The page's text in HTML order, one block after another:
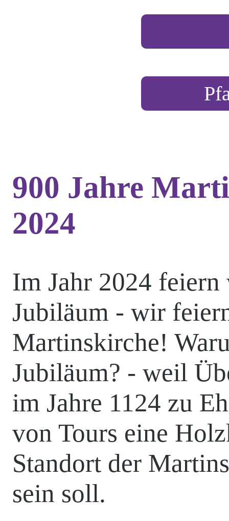
Kirche
Hänchen
Kita
Pfadfinden
900 Jahre
2024
Im Jahr 2024
Jubiläum - wir
Martinskirche!
Jubiläum? - weil
im Jahre 1124 zu
von Tours eine
Standort der
sein soll.